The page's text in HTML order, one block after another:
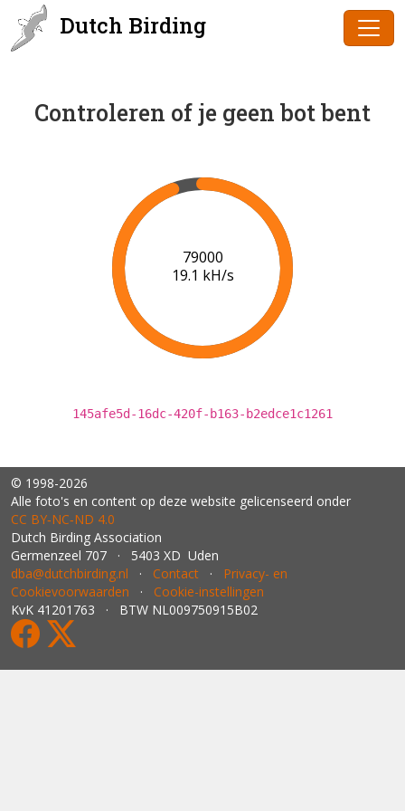
Dutch Birding
Controleren of je geen bot bent
80000
19.2 kH/s
145afe5d-16dc-420f-b163-b2edce1c1261
© 1998-2026
Alle foto's en content op deze website gelicenseerd onder
CC BY‑NC‑ND 4.0
Dutch Birding Association
Germenzeel 707 · 5403 XD Uden
dba@dutchbirding.nl · Contact · Privacy- en
Cookievoorwaarden · Cookie-instellingen
KvK 41201763 · BTW NL009750915B02